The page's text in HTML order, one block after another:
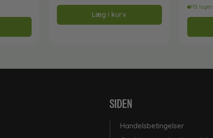
Læg i kurv
På lager
SIDEN
Handelsbetingelser